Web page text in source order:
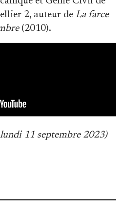
2, auteur de La farce
(2010).
11 septembre 2023)